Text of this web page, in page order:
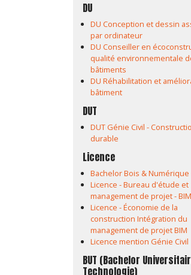
DU
DU Conception et dessin
par ordinateur
DU Conseiller en
qualité environnementale
bâtiments
DU Réhabilitation et
bâtiment
DUT
DUT Génie Civil -
durable
Licence
Bachelor Bois & Numérique
Licence - Bureau d'étude et
management de projet - BIM
Licence - Économie de la
construction Intégration du
management de projet BIM
Licence mention Génie Civil
BUT (Bachelor
Technologie)